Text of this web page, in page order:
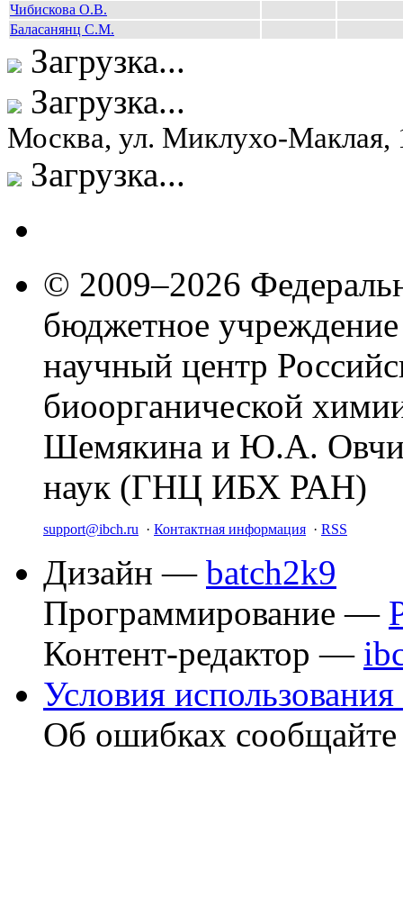
Чибискова О.В.
Баласанянц С.М.
Загрузка...
Загрузка...
Москва, ул. Миклухо-
Загрузка...
© 2009–2026
бюджетное
научный центр
биоорганической
Шемякина и Ю.А.
наук (ГНЦ ИБХ РАН)
support@ibch.ru · Контактная информация · RSS
Дизайн — batch2k9
Программирование —
Контент-редактор —
Условия использования
Об ошибках